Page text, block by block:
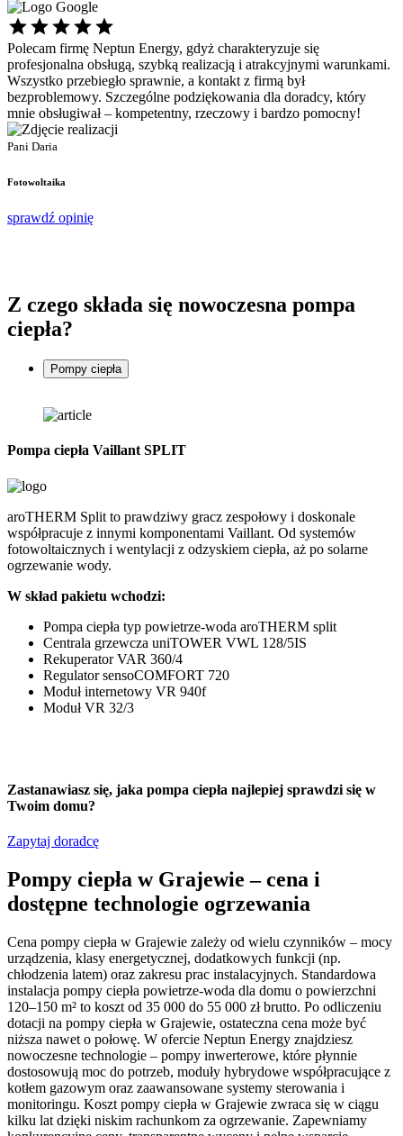
Polecam firmę Neptun Energy, gdyż charakteryzuje się
profesjonalna obsługą, szybką realizacją i atrakcyjnymi warunkami.
Wszystko przebiegło sprawnie, a kontakt z firmą był
bezproblemowy. Szczególne podziękowania dla doradcy, który
mnie obsługiwał – kompetentny, rzeczowy i bardzo pomocny!
Pani Daria
Fotowoltaika
sprawdź opinię
Z czego składa się nowoczesna pompa
ciepła?
Pompy ciepła
Pompa ciepła Vaillant SPLIT
aroTHERM Split to prawdziwy gracz zespołowy i doskonale
współpracuje z innymi komponentami Vaillant. Od systemów
fotowoltaicznych i wentylacji z odzyskiem ciepła, aż po solarne
ogrzewanie wody.
W skład pakietu wchodzi:
Pompa ciepła typ powietrze-woda aroTHERM split
Centrala grzewcza uniTOWER VWL 128/5IS
Rekuperator VAR 360/4
Regulator sensoCOMFORT 720
Moduł internetowy VR 940f
Moduł VR 32/3
Zastanawiasz się, jaka pompa ciepła najlepiej sprawdzi się w
Twoim domu?
Zapytaj doradcę
Pompy ciepła w Grajewie – cena i
dostępne technologie ogrzewania
Cena pompy ciepła w Grajewie zależy od wielu czynników – mocy
urządzenia, klasy energetycznej, dodatkowych funkcji (np.
chłodzenia latem) oraz zakresu prac instalacyjnych. Standardowa
instalacja pompy ciepła powietrze-woda dla domu o powierzchni
120–150 m² to koszt od 35 000 do 55 000 zł brutto. Po odliczeniu
dotacji na pompy ciepła w Grajewie, ostateczna cena może być
niższa nawet o połowę. W ofercie Neptun Energy znajdziesz
nowoczesne technologie – pompy inwerterowe, które płynnie
dostosowują moc do potrzeb, moduły hybrydowe współpracujące z
kotłem gazowym oraz zaawansowane systemy sterowania i
monitoringu. Koszt pompy ciepła w Grajewie zwraca się w ciągu
kilku lat dzięki niskim rachunkom za ogrzewanie. Zapewniamy